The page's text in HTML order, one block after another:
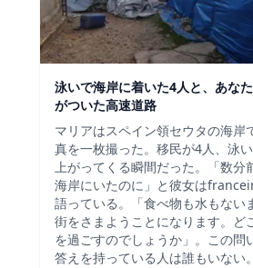
泳いで海岸に着いた4人と、あな
がついた高速道路
マリアはスペイン領セウタの海岸
真を一枚撮った。移民が4人、泳
上がってくる瞬間だった。「数分
海岸にいたのに」と彼女は
語っている。「食べ物も水もない
街をさまようことになります。ど
を過ごすのでしょうか」。この問
答えを持っている人は誰もいない。